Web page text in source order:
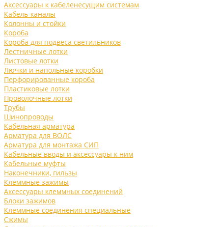
Аксессуары к кабеленесущим системам
Кабель-каналы
Колонны и стойки
Короба
Короба для подвеса светильников
Лестничные лотки
Листовые лотки
Лючки и напольные коробки
Перфорированные короба
Пластиковые лотки
Проволочные лотки
Трубы
Шинопроводы
Кабельная арматура
Арматура для ВОЛС
Арматура для монтажа СИП
Кабельные вводы и аксессуары к ним
Кабельные муфты
Наконечники, гильзы
Клеммные зажимы
Аксессуары клеммных соединений
Блоки зажимов
Клеммные соединения специальные
Сжимы